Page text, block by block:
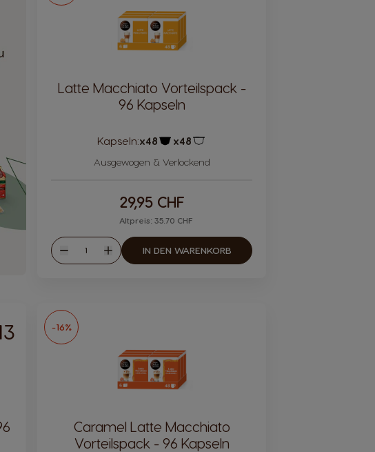
Latte Macchiato Vorteilspack -
96 Kapseln
Kapseln:x48 x48
Ausgewogen & Verlockend
29,95 CHF
Altpreis: 35.70 CHF
Weniger
Menge
Mehr
IN DEN WARENKORB
-16%
Caramel Latte Macchiato
Vorteilspack - 96 Kapseln